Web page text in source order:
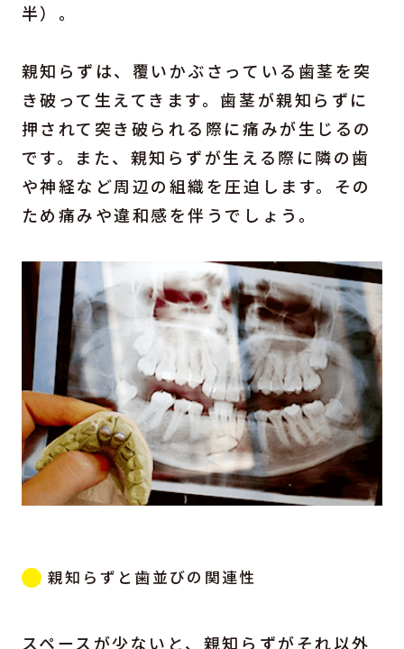
半）。
親知らずは、覆いかぶさっている歯茎を突
き破って生えてきます。歯茎が親知らずに
押されて突き破られる際に痛みが生じるの
です。また、親知らずが生える際に隣の歯
や神経など周辺の組織を圧迫します。その
ため痛みや違和感を伴うでしょう。
親知らずと歯並びの関連性
スペースが少ないと、親知らずがそれ以外